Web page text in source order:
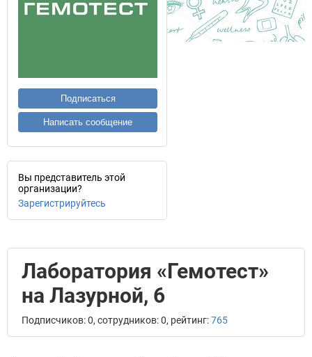
Подписаться
Написать сообщение
Вы представитель этой
организации?
Зарегистрируйтесь
Лаборатория «Гемотест»
на Лазурной, 6
Подписчиков: 0, сотрудников: 0, рейтинг:765